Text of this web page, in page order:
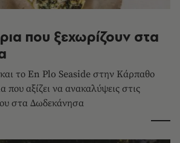
που ξεχωρίζουν στα
το En Plo Seaside στην Κάρπαθο
που αξίζει να ανακαλύψεις στις
στα Δωδεκάνησα